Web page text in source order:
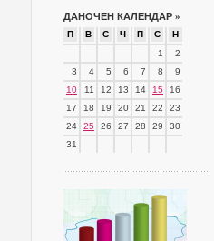
ДАНОЧЕН КАЛЕНДАР »
П В С Ч П С
Н
1
2
3
4 5 6 7 8
9
10
11 12 13 14 15
16
17
18 19 20 21 22
23
24
25 26 27 28 29
30
31